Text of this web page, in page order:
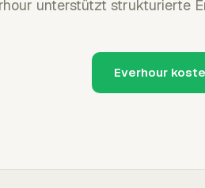
unterstützt strukturierte
Everhour